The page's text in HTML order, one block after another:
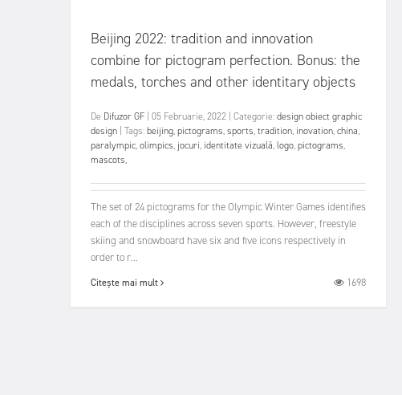
Beijing 2022: tradition and innovation
combine for pictogram perfection. Bonus: the
medals, torches and other identitary objects
De Difuzor GF 05 Februarie, 2022 Categorie:design obiectgraphic
design Tags:beijing,pictograms,sports,tradition, inovation,china,
paralympic,olimpics, jocuri, identitate vizuală,logo,pictograms,
mascots,
The set of 24 pictograms for the Olympic Winter Games identifies
each of the disciplines across seven sports. However, freestyle
skiing and snowboard have six and five icons respectively in
order to r...
Citește mai mult 1698